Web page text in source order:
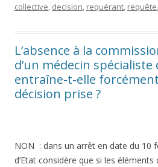
collective, decision, requérant, requête
L’absence à la
d’un médecin
entraîne-t-elle forcément
décision prise ?
NON : dans un arrêt en date du 10
d’Etat considère que si les